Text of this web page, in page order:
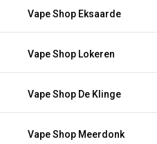
Vape Shop Eksaarde
Vape Shop Lokeren
Vape Shop De Klinge
Vape Shop Meerdonk